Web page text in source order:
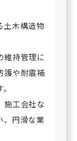
土木構造物
維持管理に
護や耐震補
施工会社な
、円滑な業